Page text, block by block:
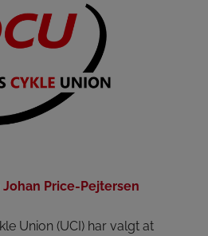
Price-Pejtersen
Union (UCI) har valgt at